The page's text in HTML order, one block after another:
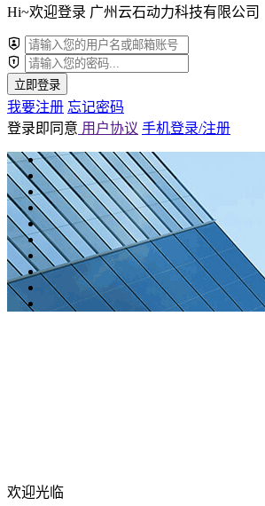
Hi~欢迎登录 广州云石动力科技有限公司
立即登录
我要注册 忘记密码
登录即同意 用户协议 手机登录/注册
欢迎光临